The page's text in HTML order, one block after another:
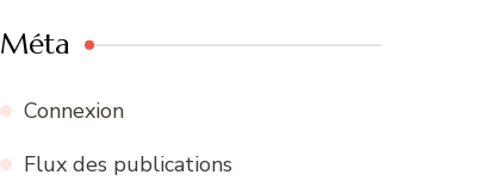
Méta
Connexion
Flux des publications